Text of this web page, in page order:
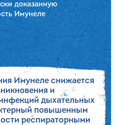
доказанную
Имунеле
Имунеле снижается
и
дыхательных
повышенным
респираторными